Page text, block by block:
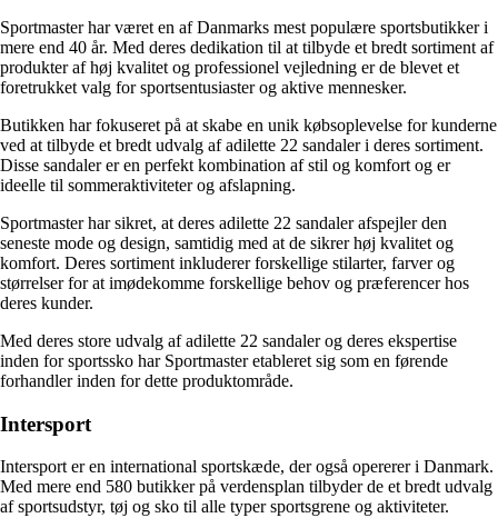
Sportmaster har været en af Danmarks mest populære sportsbutikker i
mere end 40 år. Med deres dedikation til at tilbyde et bredt sortiment af
produkter af høj kvalitet og professionel vejledning er de blevet et
foretrukket valg for sportsentusiaster og aktive mennesker.
Butikken har fokuseret på at skabe en unik købsoplevelse for kunderne
ved at tilbyde et bredt udvalg af adilette 22 sandaler i deres sortiment.
Disse sandaler er en perfekt kombination af stil og komfort og er
ideelle til sommeraktiviteter og afslapning.
Sportmaster har sikret, at deres adilette 22 sandaler afspejler den
seneste mode og design, samtidig med at de sikrer høj kvalitet og
komfort. Deres sortiment inkluderer forskellige stilarter, farver og
størrelser for at imødekomme forskellige behov og præferencer hos
deres kunder.
Med deres store udvalg af adilette 22 sandaler og deres ekspertise
inden for sportssko har Sportmaster etableret sig som en førende
forhandler inden for dette produktområde.
Intersport
Intersport er en international sportskæde, der også opererer i Danmark.
Med mere end 580 butikker på verdensplan tilbyder de et bredt udvalg
af sportsudstyr, tøj og sko til alle typer sportsgrene og aktiviteter.